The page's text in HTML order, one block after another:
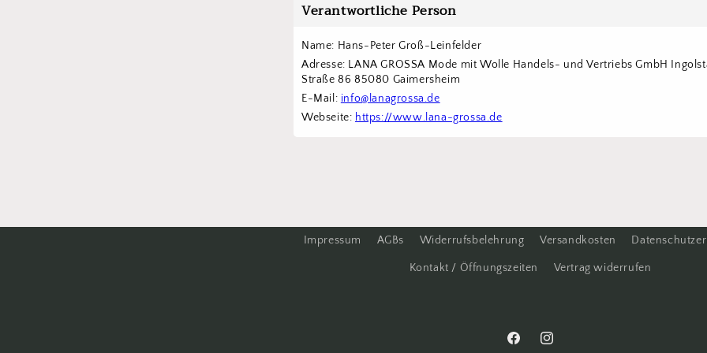
Verantwortliche Person
Name: Hans-Peter Groß-Leinfelder
Adresse: LANA GROSSA Mode mit Wolle Handels- und Vertriebs GmbH
Straße 86 85080 Gaimersheim
E-Mail: info@lanagrossa.de
Webseite: https://www.lana-grossa.de
Impressum AGBs Widerrufsbelehrung Versandkosten
Kontakt / Öffnungszeiten Vertrag widerrufen
FacebookInstagram